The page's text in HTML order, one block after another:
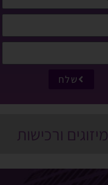
שלח
מיזוגים ורכישות